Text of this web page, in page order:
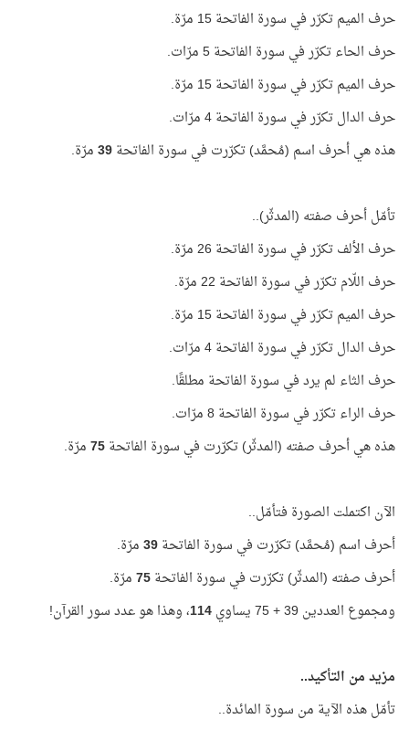
حرف الميم تكرّر في سورة الفاتحة 15 مرّة.
حرف الحاء تكرّر في سورة الفاتحة 5 مرّات.
حرف الميم تكرّر في سورة الفاتحة 15 مرّة.
حرف الدال تكرّر في سورة الفاتحة 4 مرّات.
هذه هي أحرف اسم (مُحمَّد) تكرّرت في سورة الفاتحة39مرّة.
تأمّل أحرف صفته (المدثّر)..
حرف الألف تكرّر في سورة الفاتحة 26 مرّة.
حرف اللّام تكرّر في سورة الفاتحة 22 مرّة.
حرف الميم تكرّر في سورة الفاتحة 15 مرّة.
حرف الدال تكرّر في سورة الفاتحة 4 مرّات.
حرف الثاء لم يرد في سورة الفاتحة مطلقًا.
حرف الراء تكرّر في سورة الفاتحة 8 مرّات.
هذه هي أحرف صفته (المدثّر) تكرّرت في سورة الفاتحة75مرّة.
الآن اكتملت الصورة فتأمّل..
أحرف اسم (مُحمَّد) تكرّرت في سورة الفاتحة39مرّة.
أحرف صفته (المدثّر) تكرّرت في سورة الفاتحة75مرّة.
ومجموع العددين 39 + 75 يساوي
114، وهذا هو عدد سور القرآن!
مزيد من التأكيد..
تأمّل هذه الآية من سورة المائدة..